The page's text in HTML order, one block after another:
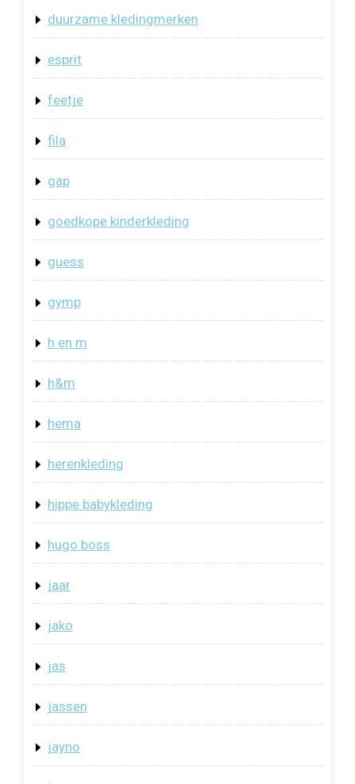
duurzame kledingmerken
esprit
feetje
fila
gap
goedkope kinderkleding
guess
gymp
h en m
h&m
hema
herenkleding
hippe babykleding
hugo boss
jaar
jako
jas
jassen
jayno